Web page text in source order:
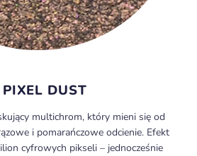
DUST
multichrom, który mieni się od
i pomarańczowe odcienie. Efekt
cyfrowych pikseli – jednocześnie